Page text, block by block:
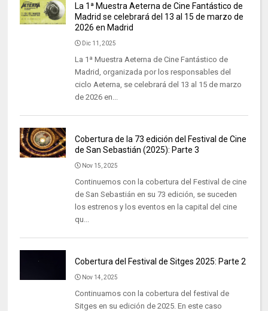
La 1ª Muestra Aeterna de Cine Fantástico de
Madrid se celebrará del 13 al 15 de marzo de
2026 en Madrid
Dic 11, 2025
La 1ª Muestra Aeterna de Cine Fantástico de
Madrid, organizada por los responsables del
ciclo Aeterna, se celebrará del 13 al 15 de marzo
de 2026 en...
Cobertura de la 73 edición del Festival de Cine
de San Sebastián (2025): Parte 3
Nov 15, 2025
Continuemos con la cobertura del Festival de cine
de San Sebastián en su 73 edición, se suceden
los estrenos y los eventos en la capital del cine
qu...
Cobertura del Festival de Sitges 2025: Parte 2
Nov 14, 2025
Continuamos con la cobertura del festival de
Sitges en su edición de 2025. En este caso